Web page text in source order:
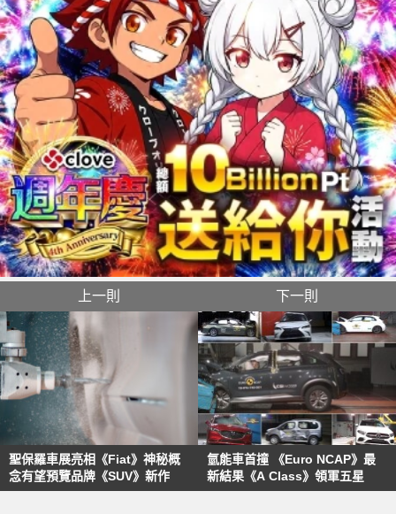
上一則
聖保羅車展亮相《Fiat》神秘概
念有望預覽品牌《SUV》新作
下一則
氫能車首撞 《Euro NCAP》最
新結果《A Class》領軍五星